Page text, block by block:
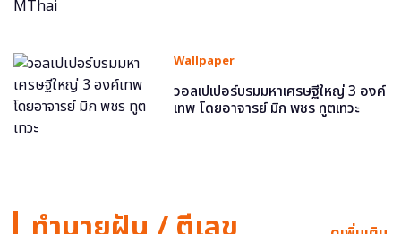
Wallpaper
วอลเปเปอร์บรมมหาเศรษฐีใหญ่ 3 องค์
เทพ โดยอาจารย์ มิก พชร ทูตเทวะ